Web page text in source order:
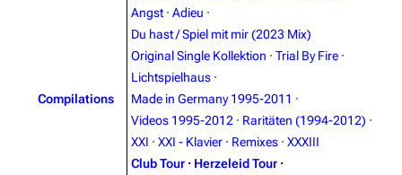
Random page
Song list
Tour dates
Merchandise
Lindemann
Information
Angst · Adieu ·
Du hast / Spiel mit mir (2023 Mix)
Compilations
Original Single Kollektion · Trial By Fire ·
Lichtspielhaus ·
Made in Germany 1995-2011 ·
Videos 1995-2012 · Raritäten (1994-2012) ·
XXI · XXI - Klavier · Remixes · XXXIII
Club Tour · Herzeleid Tour ·